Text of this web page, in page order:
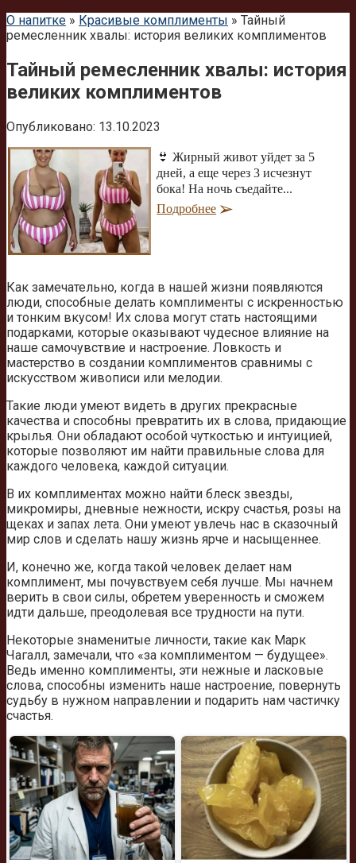
О напитке » Красивые комплименты » Тайный
ремесленник хвалы: история великих комплиментов
Тайный ремесленник хвалы: история
великих комплиментов
Опубликовано: 13.10.2023
👙 Жирный живот уйдет за 5
дней, а еще через 3 исчезнут
бока! На ночь съедайте...
Подробнее
Как замечательно, когда в нашей жизни появляются
люди, способные делать комплименты с искренностью
и тонким вкусом! Их слова могут стать настоящими
подарками, которые оказывают чудесное влияние на
наше самочувствие и настроение. Ловкость и
мастерство в создании комплиментов сравнимы с
искусством живописи или мелодии.
Такие люди умеют видеть в других прекрасные
качества и способны превратить их в слова, придающие
крылья. Они обладают особой чуткостью и интуицией,
которые позволяют им найти правильные слова для
каждого человека, каждой ситуации.
В их комплиментах можно найти блеск звезды,
микромиры, дневные нежности, искру счастья, розы на
щеках и запах лета. Они умеют увлечь нас в сказочный
мир слов и сделать нашу жизнь ярче и насыщеннее.
И, конечно же, когда такой человек делает нам
комплимент, мы почувствуем себя лучше. Мы начнем
верить в свои силы, обретем уверенность и сможем
идти дальше, преодолевая все трудности на пути.
Некоторые знаменитые личности, такие как Марк
Чагалл, замечали, что «за комплиментом — будущее».
Ведь именно комплименты, эти нежные и ласковые
слова, способны изменить наше настроение, повернуть
судьбу в нужном направлении и подарить нам частичку
счастья.